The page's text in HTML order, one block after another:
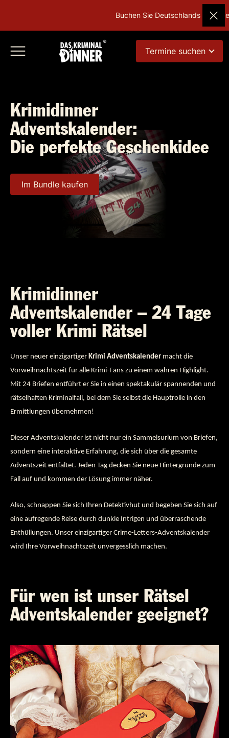
Buchen Sie Deutschlands
Termine suchen
Krimidinner
Adventskalender:
Die perfekte Geschenkidee
Im Bundle kaufen
Krimidinner
Adventskalender – 24 Tage
voller Krimi Rätsel
Unser neuer einzigartiger Krimi Adventskalender macht die
Vorweihnachtszeit für alle Krimi-Fans zu einem wahren Highlight.
Mit 24 Briefen entführt er Sie in einen spektakulär spannenden und
rätselhaften Kriminalfall, bei dem Sie selbst die Hauptrolle in den
Ermittlungen übernehmen!
Dieser Adventskalender ist nicht nur ein Sammelsurium von Briefen,
sondern eine interaktive Erfahrung, die sich über die gesamte
Adventszeit entfaltet. Jeden Tag decken Sie neue Hintergründe zum
Fall auf und kommen der Lösung immer näher.
Also, schnappen Sie sich Ihren Detektivhut und begeben Sie sich auf
eine aufregende Reise durch dunkle Intrigen und überraschende
Enthüllungen. Unser einzigartiger Crime-Letters-Adventskalender
wird Ihre Vorweihnachtszeit unvergesslich machen.
Für wen ist unser Rätsel
Adventskalender geeignet?